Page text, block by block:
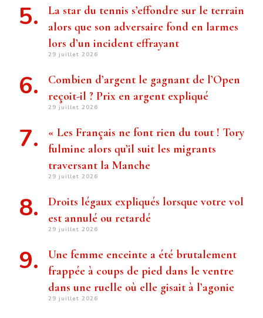
La star du tennis s’effondre sur le terrain
alors que son adversaire fond en larmes
lors d’un incident effrayant
29 juillet 2026
Combien d’argent le gagnant de l’Open
reçoit-il ? Prix ​​en argent expliqué
29 juillet 2026
« Les Français ne font rien du tout ! Tory
fulmine alors qu’il suit les migrants
traversant la Manche
29 juillet 2026
Droits légaux expliqués lorsque votre vol
est annulé ou retardé
29 juillet 2026
Une femme enceinte a été brutalement
frappée à coups de pied dans le ventre
dans une ruelle où elle gisait à l’agonie
29 juillet 2026